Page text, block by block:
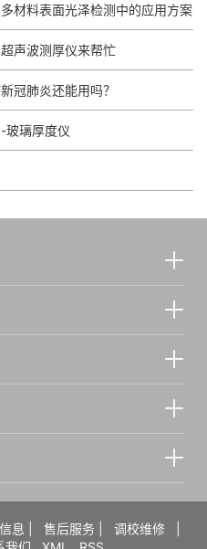
材料表面光泽检测中的应用方案
声波测厚仪来帮忙
冠肺炎还能用吗？
玻璃厚度仪
息 售后服务| 调校维修|